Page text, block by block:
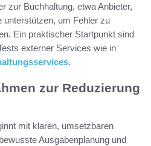
zur Buchhaltung, etwa Anbieter,
unterstützen, um Fehler zu
Ein praktischer Startpunkt sind
externer Services wie in
.
zur Reduzierung
mit klaren, umsetzbaren
Ausgabenplanung und